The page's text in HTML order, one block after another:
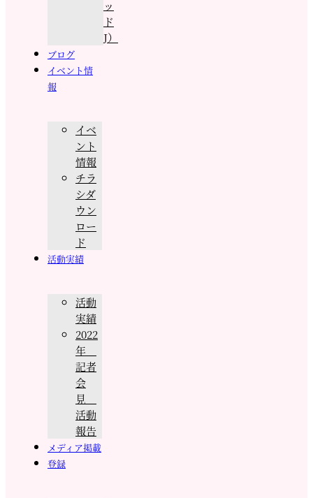
ッ
ド
J）
ブログ
イベント情
報
イベ
ント
情報
チラ
シダ
ウン
ロー
ド
活動実績
活動
実績
2022
年
記者
会
見
活動
報告
メディア掲載
登録